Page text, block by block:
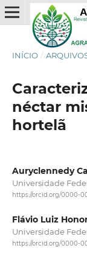
INÍCIO /
néctar
hortelã
Auryclennedy
Universidade
https://orcid.org/0000-
Flávio Luiz
Universidade
https://orcid.org/0000-